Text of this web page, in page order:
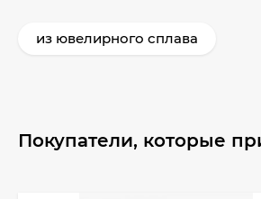
из ювелирного сплава
Покупатели, которые